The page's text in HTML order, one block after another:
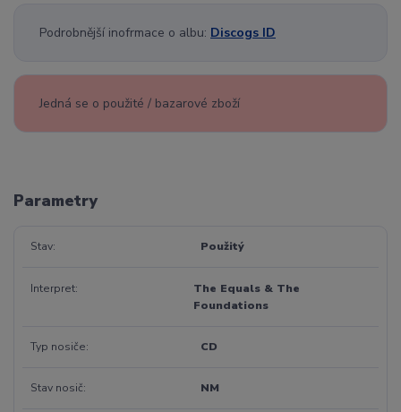
Podrobnější inofrmace o albu: Discogs ID
Jedná se o použité / bazarové zboží
Parametry
Stav Použitý
Interpret
The Equals & The
Foundations
Typ nosiče CD
Stav nosič NM